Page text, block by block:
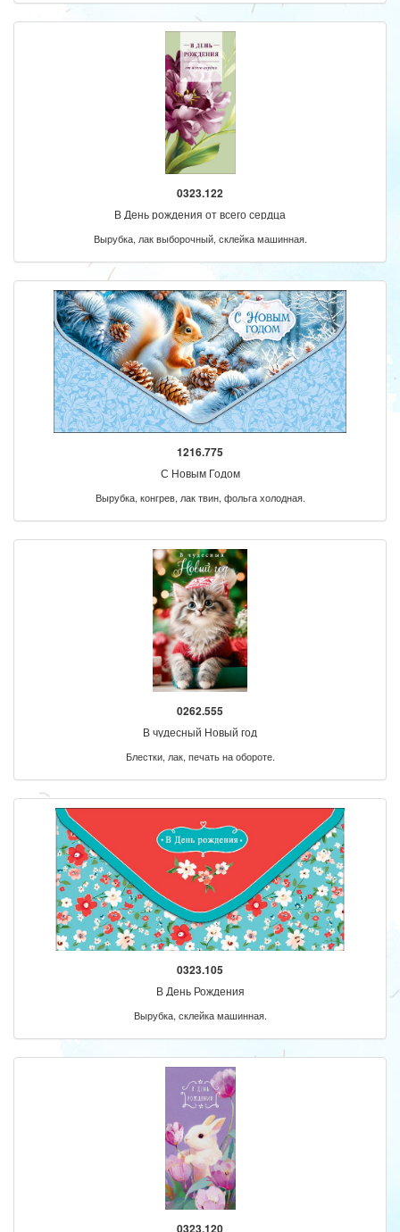
0323.122
В День рождения от всего сердца
Вырубка, лак выборочный, склейка машинная.
1216.775
С Новым Годом
Вырубка, конгрев, лак твин, фольга холодная.
0262.555
В чудесный Новый год
Блестки, лак, печать на обороте.
0323.105
В День Рождения
Вырубка, склейка машинная.
0323.120